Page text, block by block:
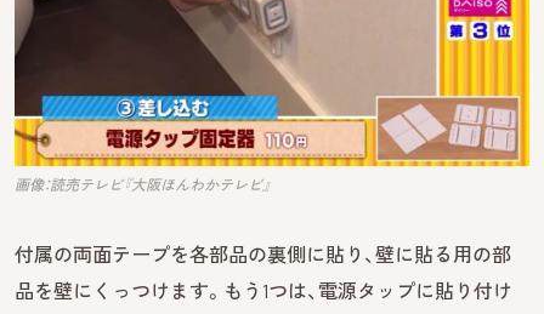
画像：読売テレビ『大阪ほんわかテレビ』
付属の両面テープを各部品の裏側に貼り、壁に貼る用の部
品を壁にくっつけます。もう1つは、電源タップに貼り付け